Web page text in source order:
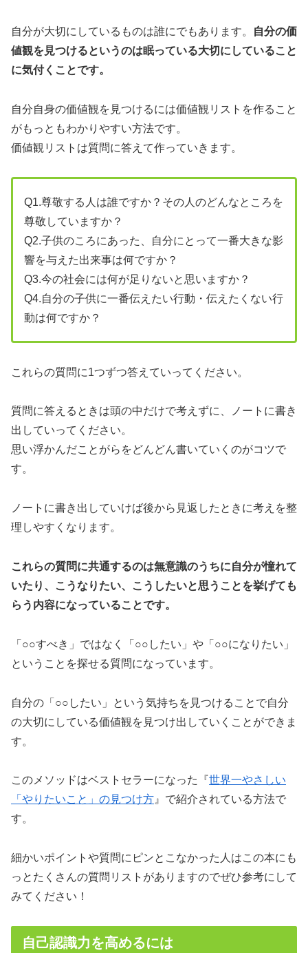
自分が大切にしているものは誰にでもあります。
自分の価
値観を見つけるというのは眠っている大切にしていること
に気付くことです。
自分自身の価値観を見つけるには価値観リストを作ること
がもっともわかりやすい方法です。
価値観リストは質問に答えて作っていきます。
Q1.尊敬する人は誰ですか？その人のどんなところを
尊敬していますか？
Q2.子供のころにあった、自分にとって一番大きな影
響を与えた出来事は何ですか？
Q3.今の社会には何が足りないと思いますか？
Q4.自分の子供に一番伝えたい行動・伝えたくない行
動は何ですか？
これらの質問に1つずつ答えていってください。
質問に答えるときは頭の中だけで考えずに、ノートに書き
出していってください。
思い浮かんだことがらをどんどん書いていくのがコツで
す。
ノートに書き出していけば後から見返したときに考えを整
理しやすくなります。
これらの質問に共通するのは無意識のうちに自分が憧れて
いたり、こうなりたい、こうしたいと思うことを挙げても
らう内容になっていることです。
「○○すべき」ではなく「○○したい」や「○○になりたい」
ということを探せる質問になっています。
自分の「○○したい」という気持ちを見つけることで自分
の大切にしている価値観を見つけ出していくことができま
す。
このメソッドはベストセラーになった『世界一やさしい
「やりたいこと」の見つけ方 』で紹介されている方法で
す。
細かいポイントや質問にピンとこなかった人はこの本にも
っとたくさんの質問リストがありますのでぜひ参考にして
みてください！
自己認識力を高めるには